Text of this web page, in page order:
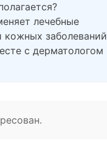
лечебные
кожных заболеваний
с дерматологом